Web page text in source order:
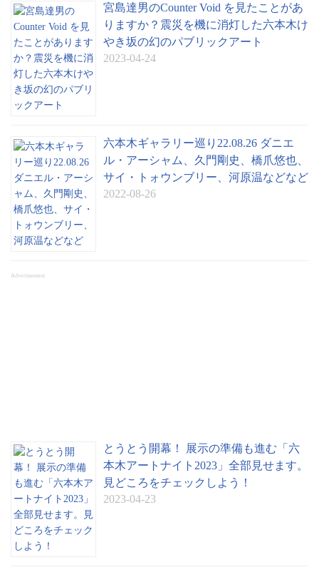
宮島達男のCounter Void を見たことがあ
りますか？震災を機に消灯した六本木け
やき坂の幻のパブリックアート
2023-04-24
六本木ギャラリー巡り22.08.26 ダニエ
ル・アーシャム、久門剛史、橋爪悠也、
サイ・トォウンブリー、河原温などなど
2022-08-26
Advertisement
とうとう開幕！ 展示の準備も進む「六
本木アートナイト2023」全部見せます。
見どころをチェックしよう！
2023-04-23